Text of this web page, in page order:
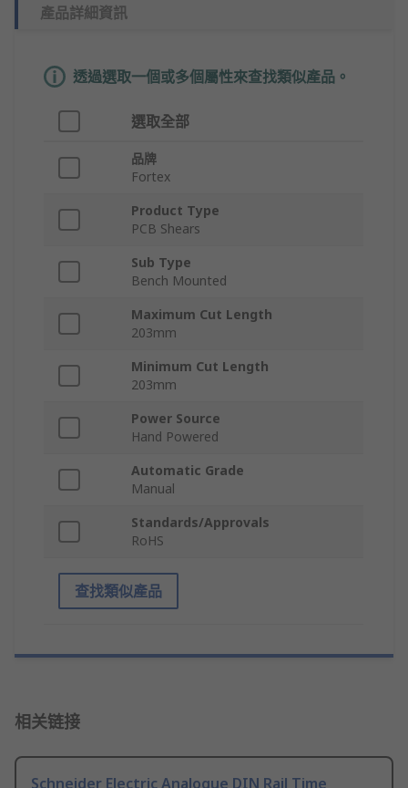
產品詳細資訊
透過選取一個或多個屬性來查找類似產品。
選取全部
品牌
Fortex
Product Type
PCB Shears
Sub Type
Bench Mounted
Maximum Cut Length
203mm
Minimum Cut Length
203mm
Power Source
Hand Powered
Automatic Grade
Manual
Standards/Approvals
RoHS
查找類似產品
相关链接
Schneider Electric Analogue DIN Rail Time